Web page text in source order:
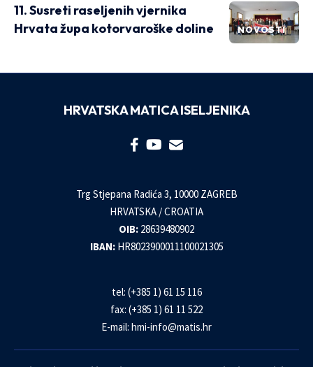
NOVOSTI
11. Susreti raseljenih vjernika
Hrvata župa kotorvaroške doline
HRVATSKA MATICA ISELJENIKA
Trg Stjepana Radića 3, 10000 ZAGREB
HRVATSKA / CROATIA
OIB: 28639480902
IBAN: HR8023900011100021305
tel: (+385 1) 61 15 116
fax: (+385 1) 61 11 522
E-mail: hmi-info@matis.hr